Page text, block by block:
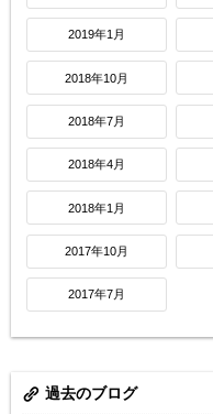
2019年1月
2018年10月
2018年7月
2018年4月
2018年1月
2017年10月
2017年7月
過去のブログ